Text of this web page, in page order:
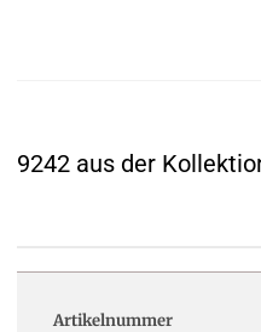
9242 aus der
Artikelnummer